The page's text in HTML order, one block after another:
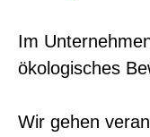
Im
ökologisches
Wir gehen